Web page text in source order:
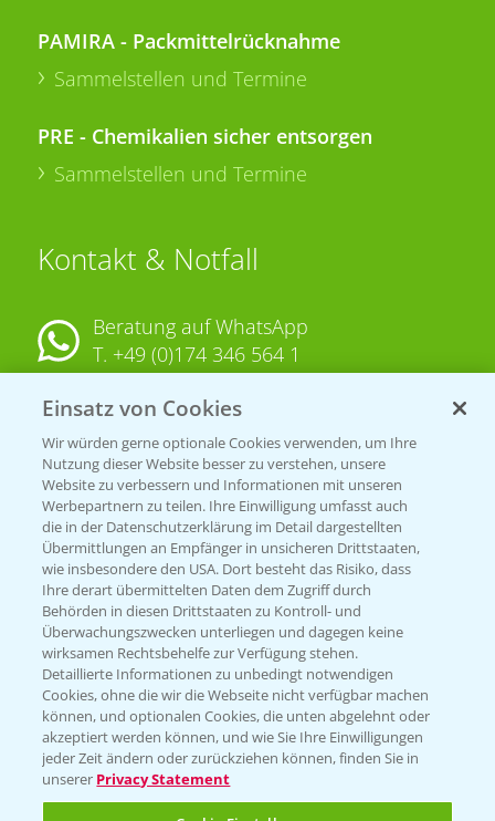
PAMIRA - Packmittelrücknahme
Sammelstellen und Termine
PRE - Chemikalien sicher entsorgen
Sammelstellen und Termine
Kontakt & Notfall
Beratung auf WhatsApp
T. +49 (0)174 346 564 1
KONTAKT
Hilfe in Notfällen
T.+49 (0)214/30-20220
Folgen Sie uns
Einsatz von Cookies
Wir würden gerne optionale Cookies verwenden, um Ihre
Nutzung dieser Website besser zu verstehen, unsere
Website zu verbessern und Informationen mit unseren
Werbepartnern zu teilen. Ihre Einwilligung umfasst auch
die in der Datenschutzerklärung im Detail dargestellten
Übermittlungen an Empfänger in unsicheren Drittstaaten,
wie insbesondere den USA. Dort besteht das Risiko, dass
Ihre derart übermittelten Daten dem Zugriff durch
Behörden in diesen Drittstaaten zu Kontroll- und
Überwachungszwecken unterliegen und dagegen keine
wirksamen Rechtsbehelfe zur Verfügung stehen.
Detaillierte Informationen zu unbedingt notwendigen
Cookies, ohne die wir die Webseite nicht verfügbar machen
können, und optionalen Cookies, die unten abgelehnt oder
akzeptiert werden können, und wie Sie Ihre Einwilligungen
jeder Zeit ändern oder zurückziehen können, finden Sie in
unserer Privacy Statement